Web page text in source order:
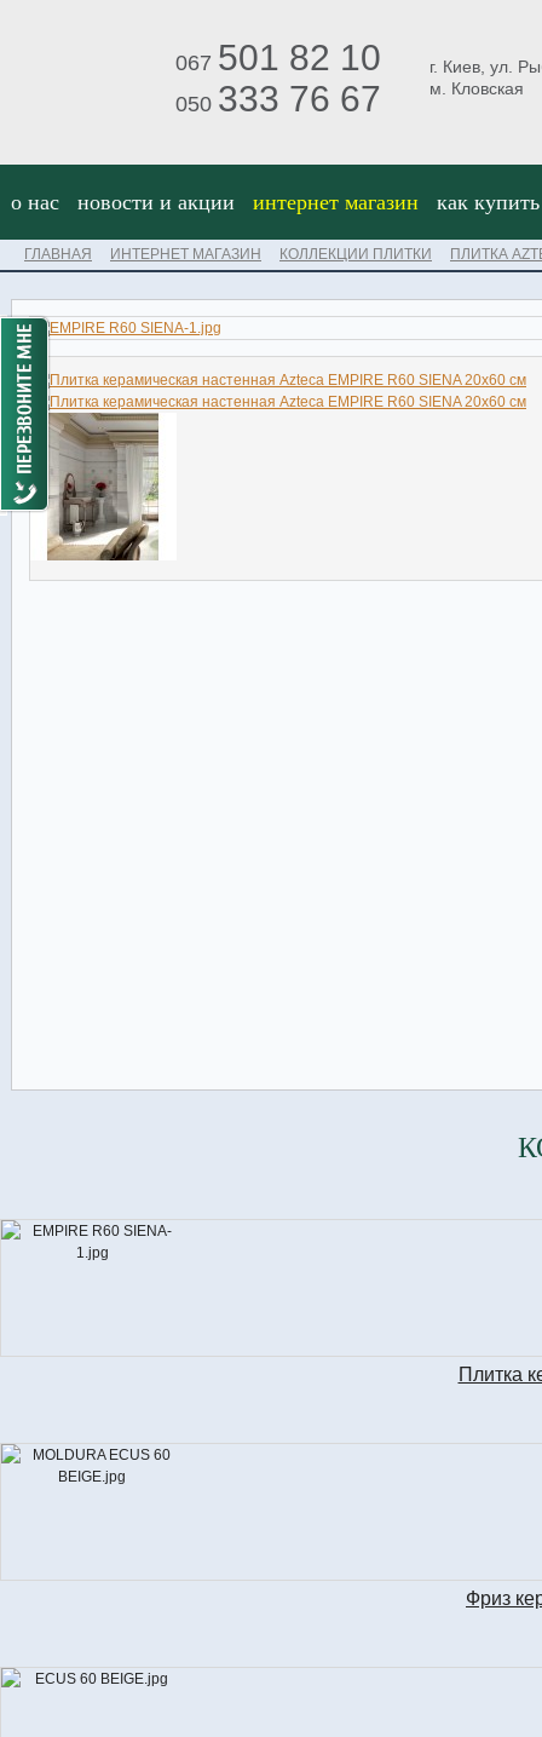
067 501 82 10
050 333 76 67
г. Киев, ул.
м. Кловская
о нас новости и акции интернет магазин как купить
ГЛАВНАЯ ИНТЕРНЕТ МАГАЗИН КОЛЛЕКЦИИ ПЛИТКИ ПЛИТКА
Плитка
Фриз